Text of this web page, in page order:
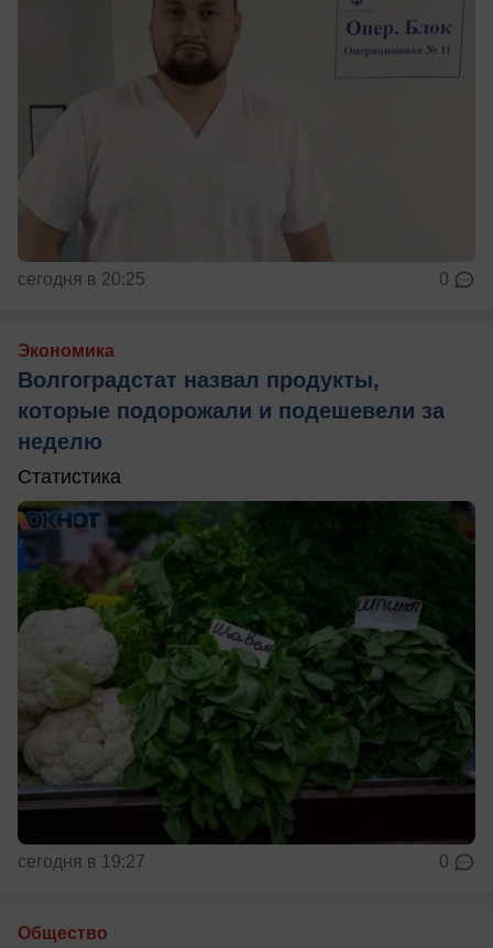
сегодня в 20:25 0
Экономика
Волгоградстат назвал продукты,
которые подорожали и подешевели за
неделю
Статистика
сегодня в 19:27 0
Общество